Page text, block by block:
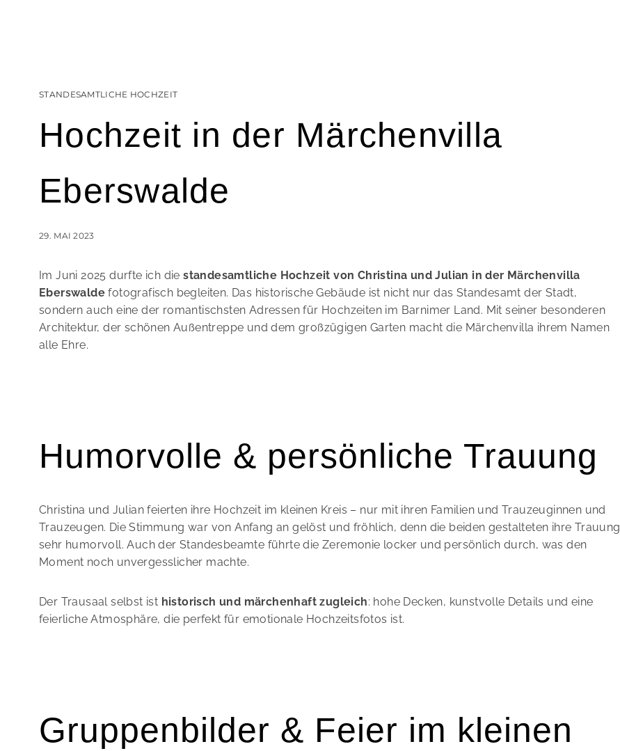
STANDESAMTLICHE HOCHZEIT
Hochzeit in der Märchenvilla
Eberswalde
29. MAI 2023
Im Juni 2025 durfte ich diestandesamtliche Hochzeit von Christina und Julian in der Märchenvilla
Eberswalde fotografisch begleiten. Das historische Gebäude ist nicht nur das Standesamt der Stadt,
sondern auch eine der romantischsten Adressen für Hochzeiten im Barnimer Land. Mit seiner besonderen
Architektur, der schönen Außentreppe und dem großzügigen Garten macht die Märchenvilla ihrem Namen
alle Ehre.
Humorvolle & persönliche Trauung
Christina und Julian feierten ihre Hochzeit im kleinen Kreis – nur mit ihren Familien und Trauzeuginnen und
Trauzeugen. Die Stimmung war von Anfang an gelöst und fröhlich, denn die beiden gestalteten ihre Trauung
sehr humorvoll. Auch der Standesbeamte führte die Zeremonie locker und persönlich durch, was den
Moment noch unvergesslicher machte.
Der Trausaal selbst ist historisch und märchenhaft zugleich: hohe Decken, kunstvolle Details und eine
feierliche Atmosphäre, die perfekt für emotionale Hochzeitsfotos ist.
Gruppenbilder & Feier im kleinen